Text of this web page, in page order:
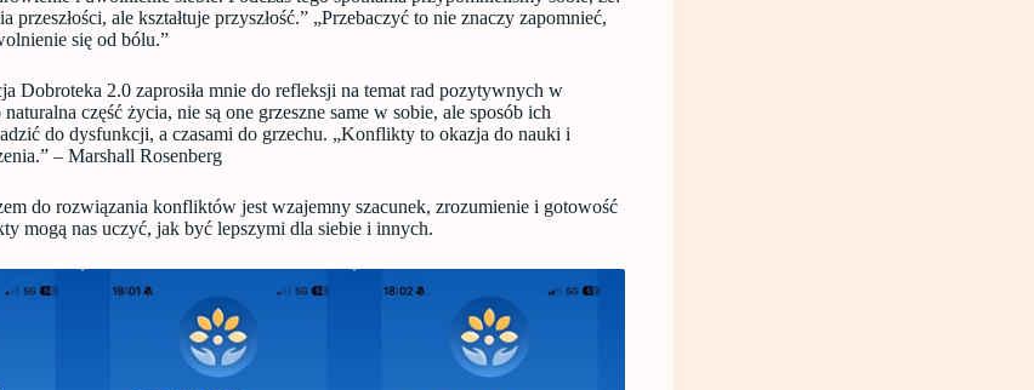
przeszłości, ale kształtuje przyszłość.” „Przebaczyć to nie znaczy zapomnieć,
się od bólu.”
Dobroteka 2.0 zaprosiła mnie do refleksji na temat rad pozytywnych w
część życia, nie są one grzeszne same w sobie, ale sposób ich
do dysfunkcji, a czasami do grzechu. „Konflikty to okazja do nauki i
– Marshall Rosenberg
do rozwiązania konfliktów jest wzajemny szacunek, zrozumienie i gotowość
mogą nas uczyć, jak być lepszymi dla siebie i innych.